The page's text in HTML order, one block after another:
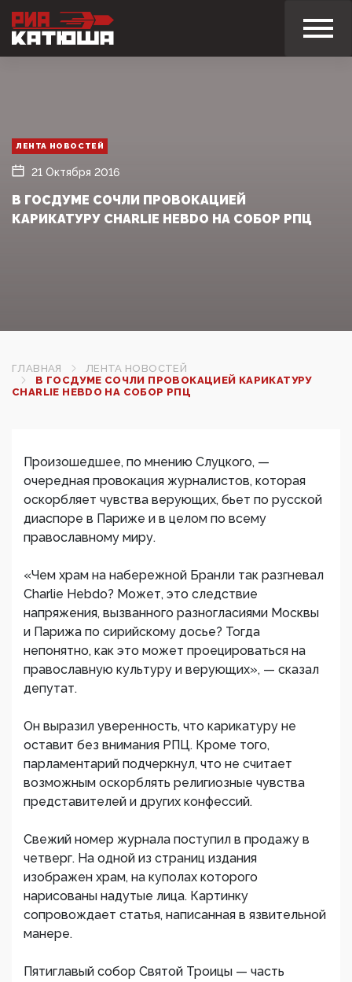
ЛЕНТА НОВОСТЕЙ
21 Октября 2016
В ГОСДУМЕ СОЧЛИ ПРОВОКАЦИЕЙ
КАРИКАТУРУ CHARLIE HEBDO НА СОБОР РПЦ
ГЛАВНАЯ
ЛЕНТА НОВОСТЕЙ
В ГОСДУМЕ СОЧЛИ ПРОВОКАЦИЕЙ КАРИКАТУРУ
CHARLIE HEBDO НА СОБОР РПЦ
Произошедшее, по мнению Слуцкого, —
очередная провокация журналистов, которая
оскорбляет чувства верующих, бьет по русской
диаспоре в Париже и в целом по всему
православному миру.
«Чем храм на набережной Бранли так разгневал
Charlie Hebdo? Может, это следствие
напряжения, вызванного разногласиями Москвы
и Парижа по сирийскому досье? Тогда
непонятно, как это может проецироваться на
православную культуру и верующих», — сказал
депутат.
Он выразил уверенность, что карикатуру не
оставит без внимания РПЦ. Кроме того,
парламентарий подчеркнул, что не считает
возможным оскорблять религиозные чувства
представителей и других конфессий.
Свежий номер журнала поступил в продажу в
четверг. На одной из страниц издания
изображен храм, на куполах которого
нарисованы надутые лица. Картинку
сопровождает статья, написанная в язвительной
манере.
Пятиглавый собор Святой Троицы — часть